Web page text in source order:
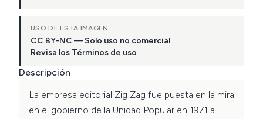
USO DE ESTA IMAGEN
CC BY-NC — Solo uso no comercial
Revisa los Términos de uso
Descripción
La empresa editorial Zig Zag fue puesta en la mira
en el gobierno de la Unidad Popular en 1971 a